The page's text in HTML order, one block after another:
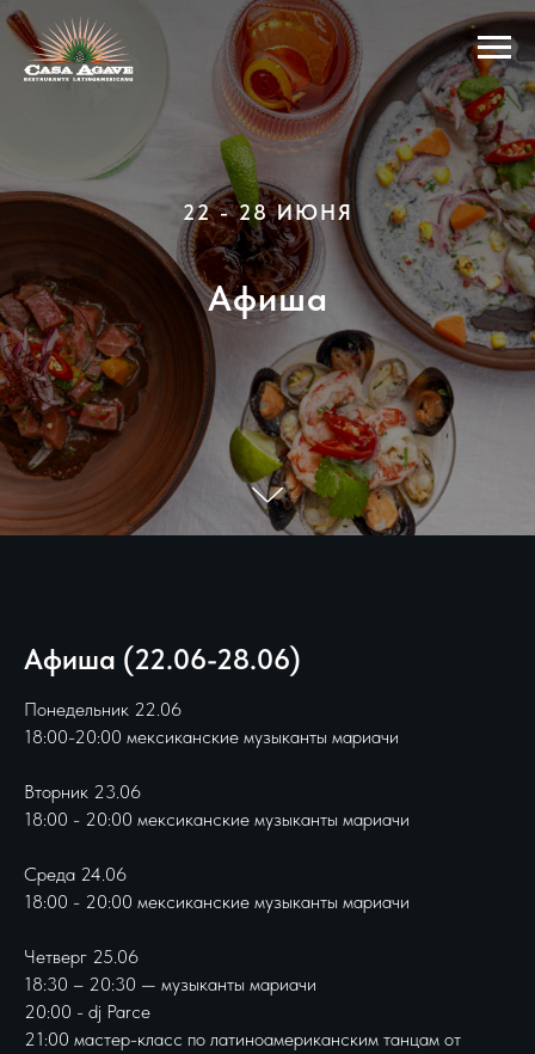
22 - 28 ИЮНЯ
Афиша
Афиша (22.06-28.06)
Понедельник 22.06
18:00-20:00 мексиканские музыканты мариачи
Вторник 23.06
18:00 - 20:00 мексиканские музыканты мариачи
Среда 24.06
18:00 - 20:00 мексиканские музыканты мариачи
Четверг 25.06
18:30 – 20:30 — музыканты мариачи
20:00 - dj Parce
21:00 мастер-класс по латиноамериканским танцам от